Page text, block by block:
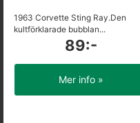
1963 Corvette Sting Ray.Den
kultförklarade bubblan...
89:-
Mer info »